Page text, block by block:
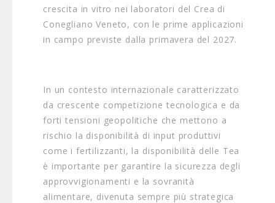
crescita in vitro nei laboratori del Crea di
Conegliano Veneto, con le prime applicazioni
in campo previste dalla primavera del 2027.
In un contesto internazionale caratterizzato
da crescente competizione tecnologica e da
forti tensioni geopolitiche che mettono a
rischio la disponibilità di input produttivi
come i fertilizzanti, la disponibilità delle Tea
è importante per garantire la sicurezza degli
approvvigionamenti e la sovranità
alimentare, divenuta sempre più strategica